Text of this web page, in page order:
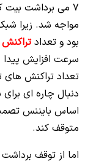
7 می برداشت بیت
بود و تعداد
سرعت افزایش
تعداد تراکنش های
دنبال چاره ای
اساس بایننس تصمیم
متوقف کند.
اما از توقف